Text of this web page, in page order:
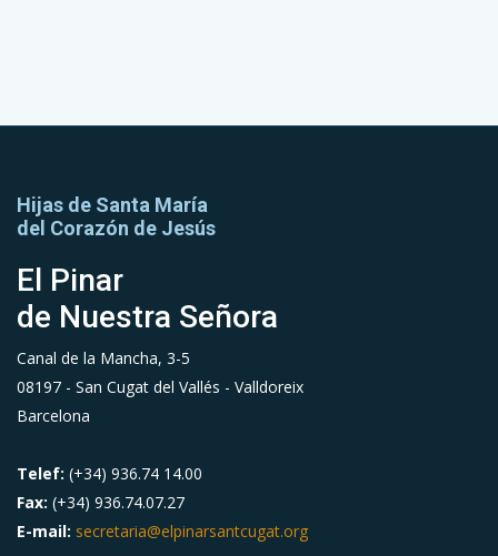
Hijas de Santa María
del Corazón de Jesús
El Pinar
de Nuestra Señora
Canal de la Mancha, 3-5
08197 - San Cugat del Vallés - Valldoreix
Barcelona
Telef: (+34) 936.74 14.00
Fax: (+34) 936.74.07.27
E-mail: secretaria@elpinarsantcugat.org